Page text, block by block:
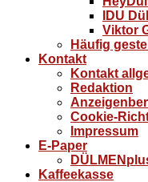
IDU
Viktor
Häufig
Kontakt
Kontakt
Redaktion
Cookie-
Impressum
E-Paper
Kaffeekasse